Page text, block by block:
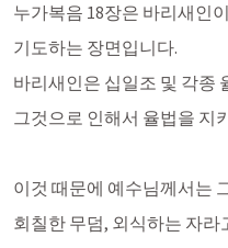
누가복음 18장은 바리새인
기도하는 장면입니다.
바리새인은 십일조 및 각종
그것으로 인해서 율법을 지
이것 때문에 예수님께서는
회칠한 무덤, 외식하는 자라